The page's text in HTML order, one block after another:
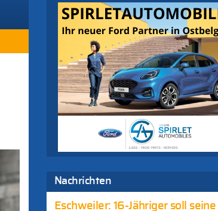
Nachrichten
Eschweiler: 16-Jähriger soll seine